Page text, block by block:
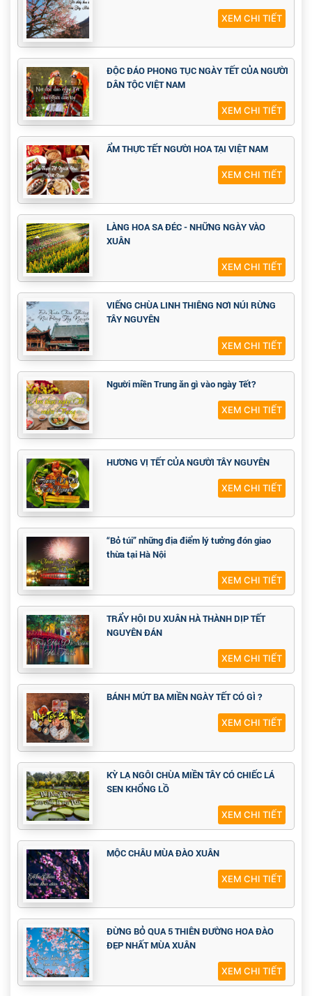
XEM CHI TIẾT
ĐỘC ĐÁO PHONG TỤC NGÀY TẾT CỦA NGƯỜI
DÂN TỘC VIỆT NAM
XEM CHI TIẾT
ẨM THỰC TẾT NGƯỜI HOA TẠI VIỆT NAM
XEM CHI TIẾT
LÀNG HOA SA ĐÉC - NHỮNG NGÀY VÀO
XUÂN
XEM CHI TIẾT
VIẾNG CHÙA LINH THIÊNG NƠI NÚI RỪNG
TÂY NGUYÊN
XEM CHI TIẾT
Người miền Trung ăn gì vào ngày Tết?
XEM CHI TIẾT
HƯƠNG VỊ TẾT CỦA NGƯỜI TÂY NGUYÊN
XEM CHI TIẾT
“Bỏ túi” những địa điểm lý tưởng đón giao
thừa tại Hà Nội
XEM CHI TIẾT
TRẨY HỘI DU XUÂN HÀ THÀNH DỊP TẾT
NGUYÊN ĐÁN
XEM CHI TIẾT
BÁNH MỨT BA MIỀN NGÀY TẾT CÓ GÌ ?
XEM CHI TIẾT
KỲ LẠ NGÔI CHÙA MIỀN TÂY CÓ CHIẾC LÁ
SEN KHỔNG LỒ
XEM CHI TIẾT
MỘC CHÂU MÙA ĐÀO XUÂN
XEM CHI TIẾT
ĐỪNG BỎ QUA 5 THIÊN ĐƯỜNG HOA ĐÀO
ĐẸP NHẤT MÙA XUÂN
XEM CHI TIẾT